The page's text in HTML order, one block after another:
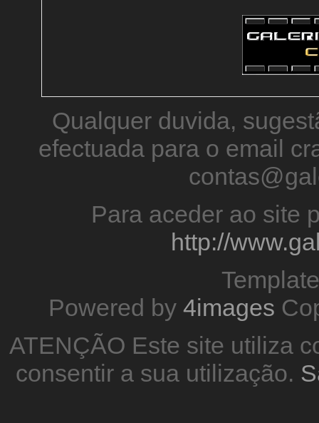
Qualquer duvida,
efectuada para o email
Para aceder ao site
http://
Powered by 4images
ATENÇÃO Este site utiliza
consentir a sua utilização.